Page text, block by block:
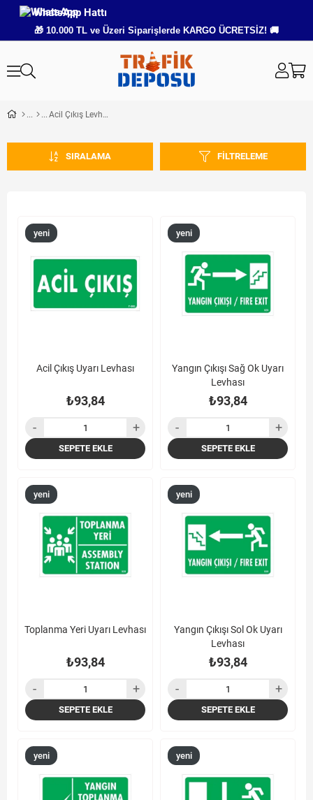
WhatsApp Hattı
🎁 10.000 TL ve Üzeri Siparişlerde KARGO ÜCRETSİZ! 🚚
Acil Çıkış Levhaları
FILTRELEME
SIRALAMA
Acil Çıkış Uyarı Levhası
₺93,84
yeni
SEPETE EKLE
Yangın Çıkışı Sağ Ok Uyarı
Levhası
₺93,84
yeni
ürün
SEPETE EKLE
Toplanma Yeri Uyarı Levhası
₺93,84
yeni
ürün
SEPETE EKLE
Yangın Çıkışı Sol Ok Uyarı
Levhası
₺93,84
yeni
ürün
SEPETE EKLE
yeni
ürün
yeni
ürün